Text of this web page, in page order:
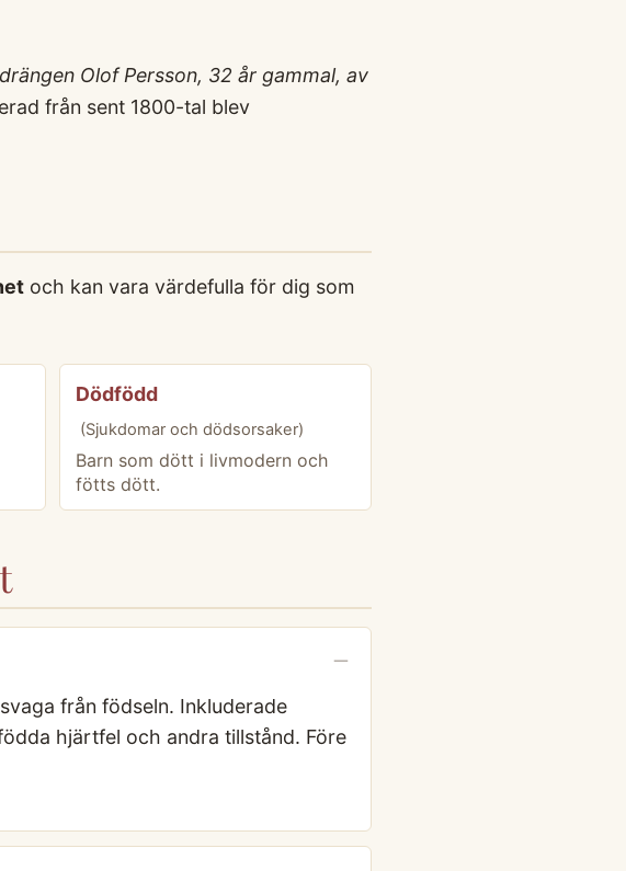
Olof Persson, 32 år gammal, av
från sent 1800-tal blev
och kan vara värdefulla för dig som
Dödfödd
(Sjukdomar och dödsorsaker)
Barn som dött i livmodern och
fötts dött.
från födseln. Inkluderade
hjärtfel och andra tillstånd. Före